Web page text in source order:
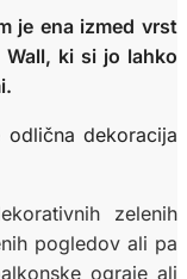
je ena izmed vrst
Wall, ki si jo lahko
odlična dekoracija
zelenih
pogledov ali pa
ograje ali